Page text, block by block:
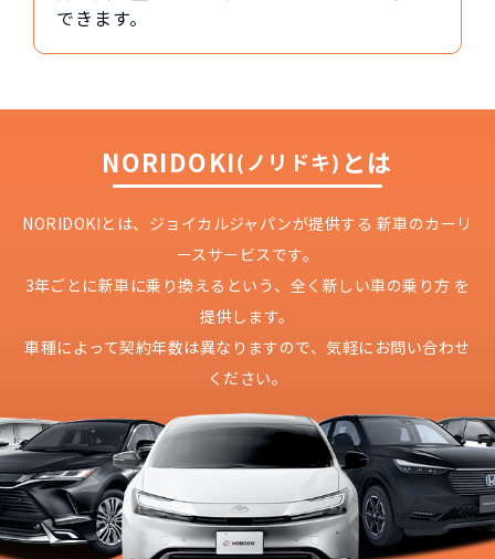
できます。
NORIDOKI(ノリドキ) とは
NORIDOKIとは、ジョイカルジャパンが提供する 新車のカーリ
ースサービスです。
3年ごとに新車に乗り換えるという、 全く新しい車の乗り方 を
提供します。
車種によって契約年数は異なりますので、気軽にお問い合わせ
ください。